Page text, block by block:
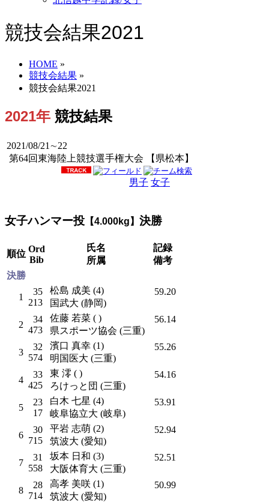
競技会結果2021
HOME »
競技会結果 »
競技会結果2021
2021年 競技結果
2021/08/21∼22
第64回東海陸上競技選手権大会 【県松本】
男子 女子
女子ハンマー投 【4.000kg】 決勝
順位 Ord
Bib
氏名
所属
記録
備考
決勝
1
35
213
松島 成美 (4)
国武大 (静岡)
59.20
2
34
473
佐藤 若菜 ( )
県スポーツ協会 (三重)
56.14
3
32
574
濱口 真幸 (1)
明国医大 (三重)
55.26
4
33
425
東 澪 ( )
ろけっと団 (三重)
54.16
5
23
17
白木 七星 (4)
岐阜協立大 (岐阜)
53.91
6
30
715
平岩 志萌 (2)
筑波大 (愛知)
52.94
7
31
558
坂本 日和 (3)
大阪体育大 (三重)
52.51
8
28
714
高孝 美咲 (1)
筑波大 (愛知)
50.99